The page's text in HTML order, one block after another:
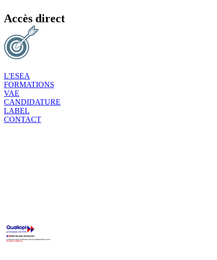
Accès direct
L'ESEA
FORMATIONS
VAE
CANDIDATURE
LABEL
CONTACT